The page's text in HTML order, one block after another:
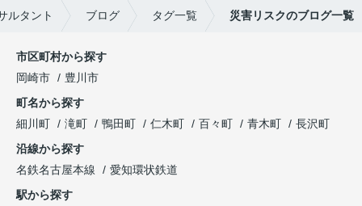
ルタント ブログ タグ一覧 災害リスクのブログ一覧
市区町村から探す
岡崎市
豊川市
町名から探す
細川町
滝町 鴨田町 仁木町 百々町 青木町
長沢町
沿線から探す
名鉄名古屋本線
愛知環状鉄道
駅から探す